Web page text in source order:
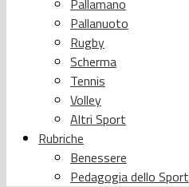
Pallamano
Pallanuoto
Rugby
Scherma
Tennis
Volley
Altri Sport
Rubriche
Benessere
Pedagogia dello Sport